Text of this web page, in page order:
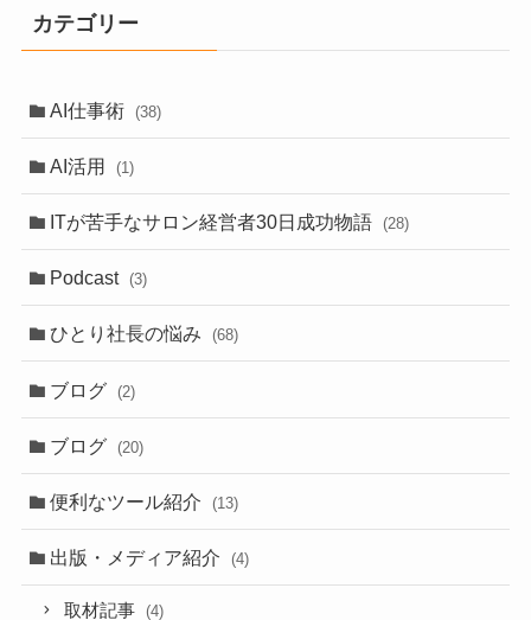
カテゴリー
AI仕事術 (38)
AI活用 (1)
ITが苦手なサロン経営者30日成功物語 (28)
Podcast (3)
ひとり社長の悩み (68)
ブログ (2)
ブログ (20)
便利なツール紹介 (13)
出版・メディア紹介 (4)
取材記事 (4)